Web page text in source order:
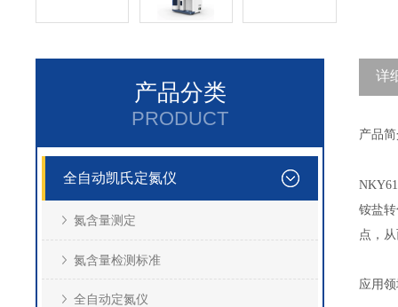
产品分类
PRODUCT
全自动凯氏定氮仪
氮含量测定
氮含量检测标准
全自动定氮仪
详
产品
铵盐
点，
应用